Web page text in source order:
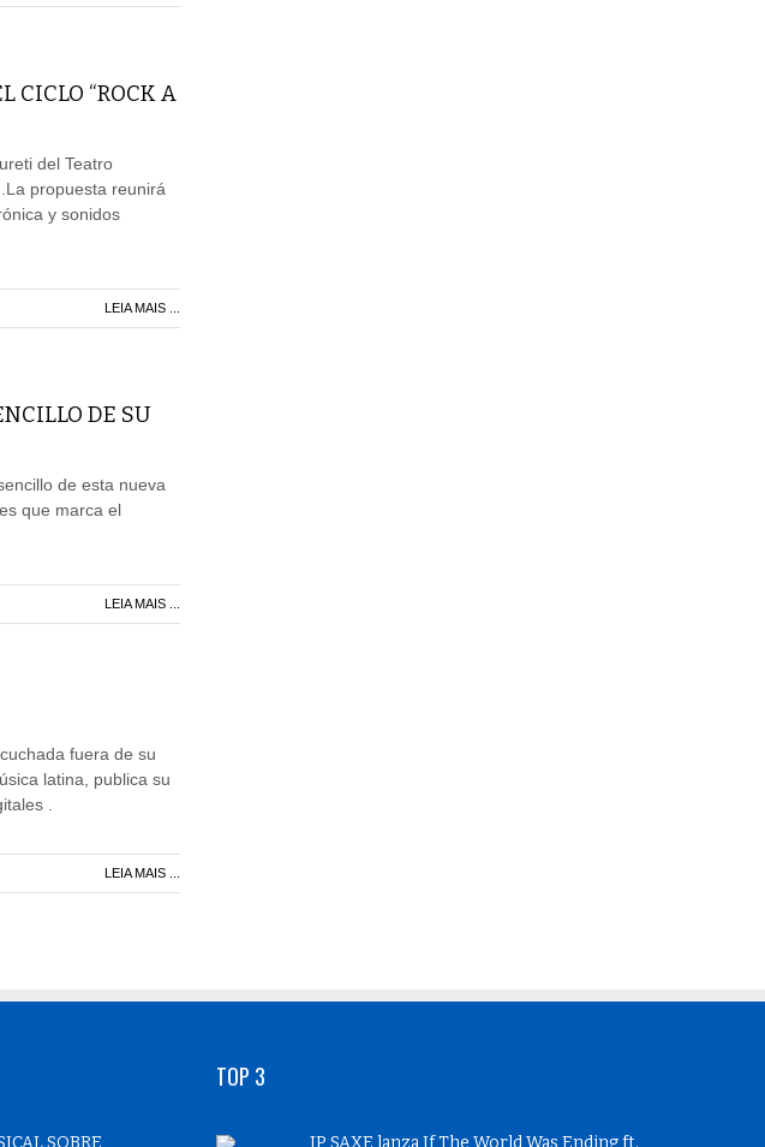
CICLO “ROCK A
del Teatro
propuesta reunirá
y sonidos
LEIA MAIS ...
DE SU
de esta nueva
que marca el
LEIA MAIS ...
fuera de su
latina, publica su
.
LEIA MAIS ...
SOBRE
TOP 3
JP SAXE lanza If The World Was Ending ft.